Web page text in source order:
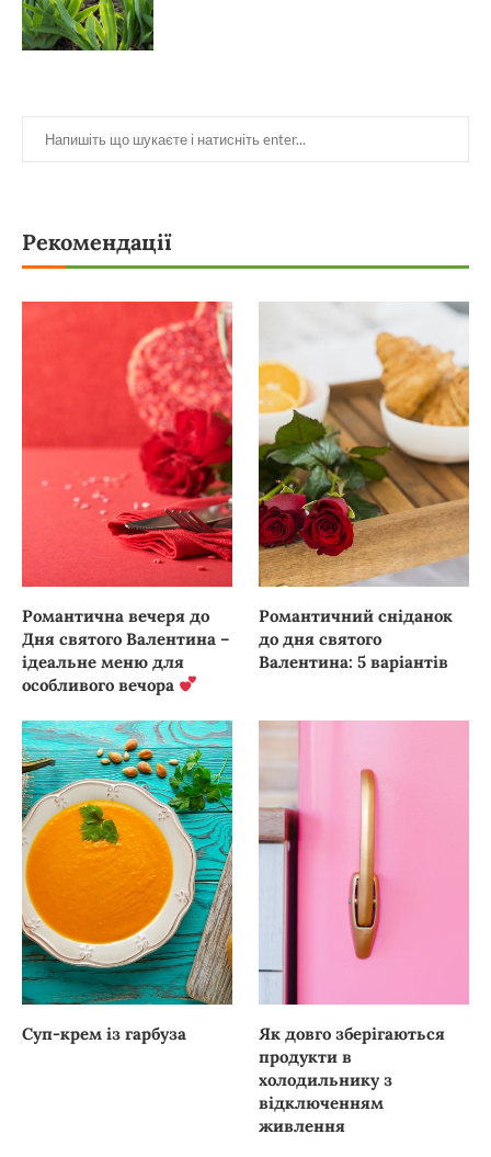
Рекомендації
Романтична вечеря до
Дня святого Валентина –
ідеальне меню для
особливого вечора
Романтичний сніданок
до дня святого
Валентина: 5 варіантів
Суп-крем із гарбуза
Як довго зберігаються
продукти в
холодильнику з
відключенням
живлення